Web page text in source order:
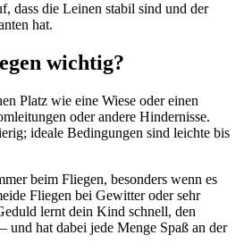
dass die Leinen stabil sind und der
hat.
wichtig?
Platz wie eine Wiese oder einen
oder andere Hindernisse.
ideale Bedingungen sind leichte bis
beim Fliegen, besonders wenn es
Fliegen bei Gewitter oder sehr
lernt dein Kind schnell, den
und hat dabei jede Menge Spaß an der